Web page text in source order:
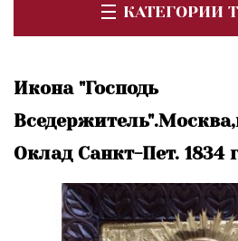
КАТЕГОРИИ
Икона "Господь
Оклад Санкт-Пет. 1834